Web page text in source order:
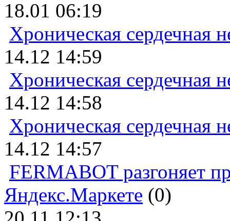
18.01 06:19
Хроническая сердечная
14.12 14:59
Хроническая сердечная
14.12 14:58
Хроническая сердечная
14.12 14:57
FERMABOT разгоняет
Яндекс.Маркете (0)